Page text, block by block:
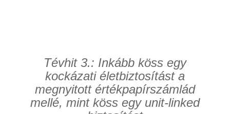
Tévhit 3.: Inkább köss egy
kockázati életbiztosítást a
megnyitott értékpapírszámlád
mellé, mint köss egy unit-linked